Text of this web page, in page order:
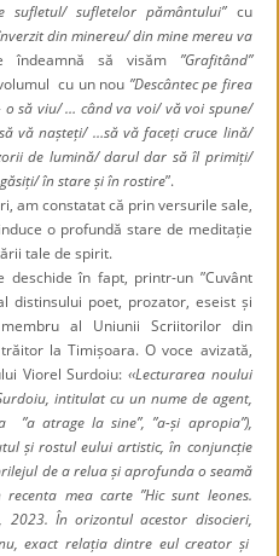
sufletul/ sufletelor pământului”cu
din minereu/ din mine mereu va
îndeamnă să visăm ”Grafitând”
cu un nou ”Descântec pe firea
o să viu/ … când va voi/ vă voi spune/
vă nașteți/ …să vă faceți cruce lină/
de lumină/ darul dar să îl primiți/
în stare și în rostire”.
am constatat că prin versurile sale,
o profundă stare de meditație
tale de spirit.
în fapt, printr-un ”Cuvânt
distinsului poet, prozator, eseist și
al Uniunii Scriitorilor din
la Timișoara. O voce avizată,
Viorel Surdoiu: ‹‹Lecturarea noului
intitulat cu un nume de agent,
”a atrage la sine”, ”a-și apropia”),
și rostul eului artistic, în conjuncție
de a relua și aprofunda o seamă
mea carte ”Hic sunt leones.
2023. În orizontul acestor disocieri,
exact relația dintre eul creator și